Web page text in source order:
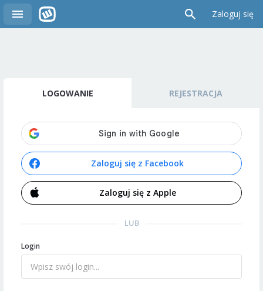
Zaloguj się
LOGOWANIE REJESTRACJA
Zaloguj się z Facebook
Zaloguj się z Apple
LUB
Login